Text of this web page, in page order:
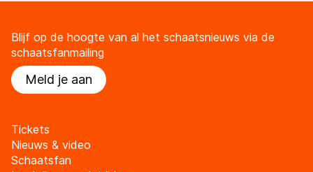
Blijf op de hoogte van al het schaatsnieuws via de
schaatsfanmailing
Meld je aan
Tickets
Nieuws & video
Schaatsfan